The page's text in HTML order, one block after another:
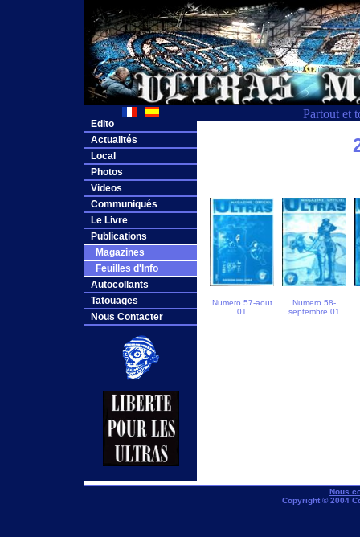
Partout et
Edito
Actualités
Local
Photos
Videos
Communiqués
Le Livre
Publications
Magazines
Feuilles d'Info
Autocollants
Tatouages
Nous Contacter
Numero 57-aout
01
Numero 58-
septembre 01
Nous
Copyright © 2004